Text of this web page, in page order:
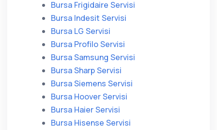
Bursa Frigidaire Servisi
Bursa Indesit Servisi
Bursa LG Servisi
Bursa Profilo Servisi
Bursa Samsung Servisi
Bursa Sharp Servisi
Bursa Siemens Servisi
Bursa Hoover Servisi
Bursa Haier Servisi
Bursa Hisense Servisi